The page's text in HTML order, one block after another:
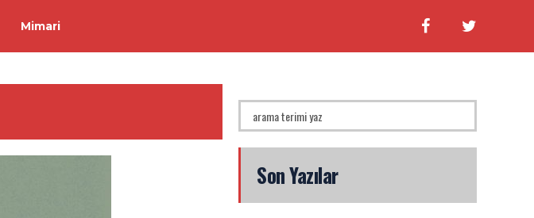
Mimari
Son Yazılar